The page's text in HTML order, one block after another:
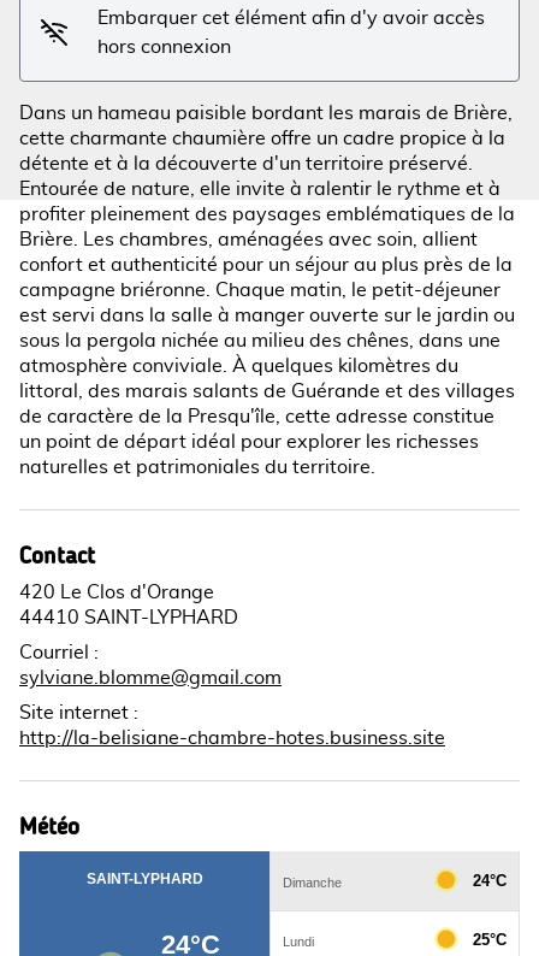
Voir l'image en plein écran
Embarquer cet élément afin d'y avoir accès
hors connexion
Dans un hameau paisible bordant les marais de Brière,
cette charmante chaumière offre un cadre propice à la
détente et à la découverte d'un territoire préservé.
Entourée de nature, elle invite à ralentir le rythme et à
profiter pleinement des paysages emblématiques de la
Brière. Les chambres, aménagées avec soin, allient
confort et authenticité pour un séjour au plus près de la
campagne briéronne. Chaque matin, le petit-déjeuner
est servi dans la salle à manger ouverte sur le jardin ou
sous la pergola nichée au milieu des chênes, dans une
atmosphère conviviale. À quelques kilomètres du
littoral, des marais salants de Guérande et des villages
de caractère de la Presqu'île, cette adresse constitue
un point de départ idéal pour explorer les richesses
naturelles et patrimoniales du territoire.
Contact
420 Le Clos d'Orange
44410 SAINT-LYPHARD
Courriel
:
sylviane.blomme@gmail.com
Site internet :
http://la-belisiane-chambre-hotes.business.site
Météo